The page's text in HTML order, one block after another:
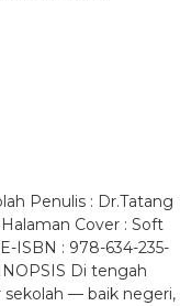
Penulis : Dr.Tatang
Halaman Cover : Soft
ISBN : 978-634-235-
Di tengah
— baik negeri,